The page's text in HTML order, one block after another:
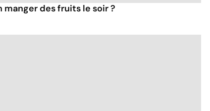
manger des fruits le soir ?